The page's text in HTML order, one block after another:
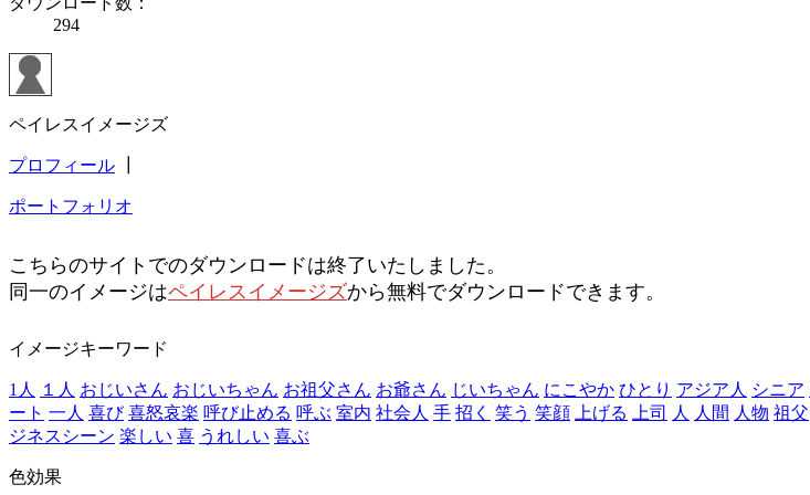
294
ペイレスイメージズ
プロフィール
ポートフォリオ
こちらのサイトでのダウンロードは終了いたしました。
同一のイメージはペイレスイメージズから無料でダウンロードできます。
イメージキーワード
1人 １人 おじいさん おじいちゃん お祖父さん お爺さん じいちゃん にこやか ひとり アジア人 シニア
ート 一人 喜び 喜怒哀楽 呼び止める 呼ぶ 室内 社会人 手 招く 笑う 笑顔 上げる 上司 人 人間 人物 祖父
ジネスシーン 楽しい 喜 うれしい 喜ぶ
色効果